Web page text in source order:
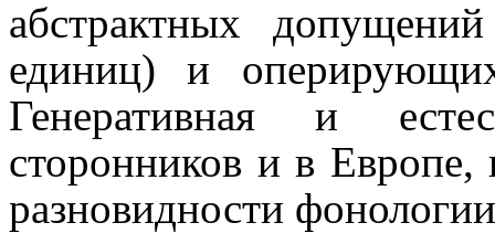
абстрактных
единиц) и
Генеративная и
сторонников и в Европе,
разновидности